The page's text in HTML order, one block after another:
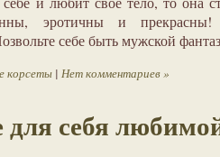
эротичны и прекрасны!
себе быть мужской
корсеты | Нет комментариев »
себя